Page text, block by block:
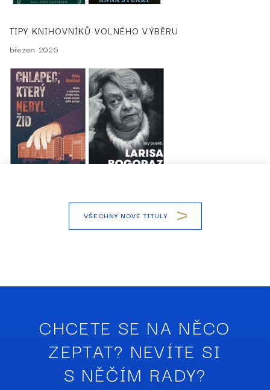
TIPY KNIHOVNÍKŮ VOLNÉHO VÝBĚRU
březen 2026
VŠECHNY NOVÉ TITULY
CHCETE SE NA NĚCO
ZEPTAT? NEVÍTE SI
S NĚČÍM RADY?